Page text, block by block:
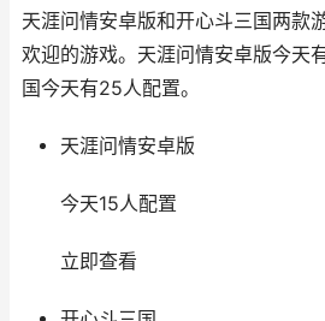
天涯问情安卓版和开心斗三国两款
欢迎的游戏。天涯问情安卓版今天
国今天有25人配置。
天涯问情安卓版
今天15人配置
立即查看